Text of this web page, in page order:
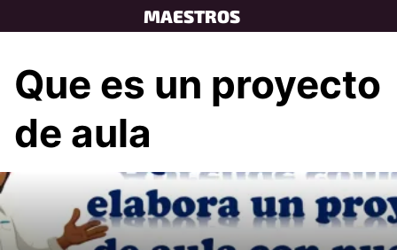
to
MAESTROS
Que es un proyecto
de aula